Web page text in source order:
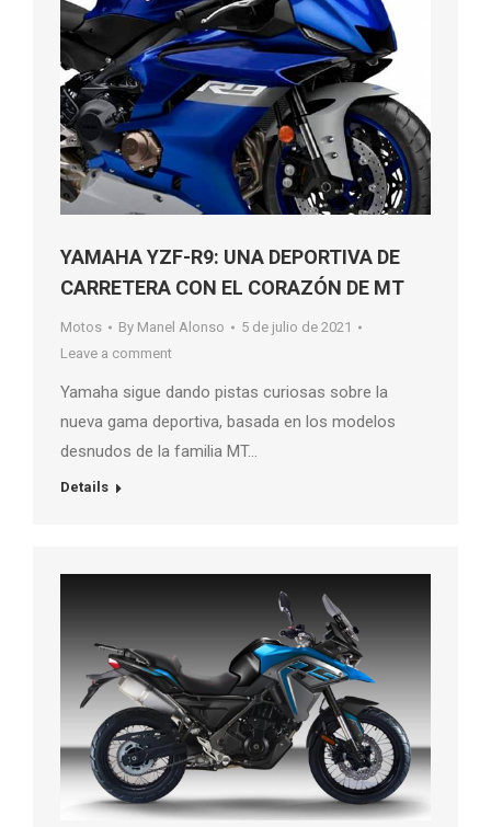
YAMAHA YZF-R9: UNA DEPORTIVA DE
CARRETERA CON EL CORAZÓN DE MT
Motos By Manel Alonso
5 de julio de 2021
Leave a comment
Yamaha sigue dando pistas curiosas sobre la
nueva gama deportiva, basada en los modelos
desnudos de la familia MT…
Details